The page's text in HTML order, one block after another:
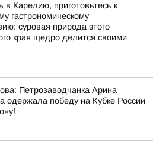
в Карелию, приготовьтесь к
гастрономическому
суровая природа этого
края щедро делится своими
Петрозаводчанка Арина
одержала победу на Кубке России